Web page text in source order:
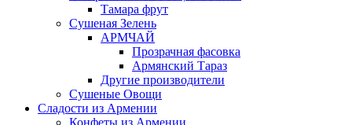
Тамара фрут
Сушеная Зелень
АРМЧАЙ
Прозрачная фасовка
Армянский Тараз
Другие производители
Сушеные Овощи
Сладости из Армении
Конфеты из Армении